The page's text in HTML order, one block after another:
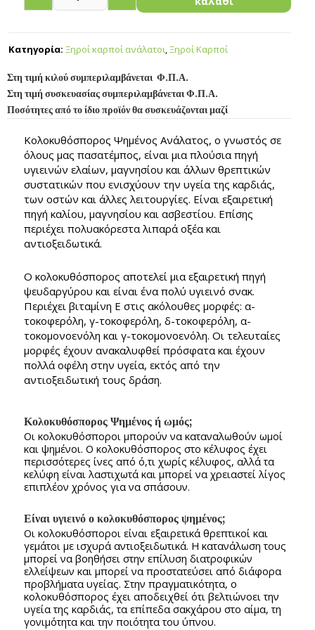
Κατηγορία: Ξηροί καρποί ανάλατοι,Ξηροί Καρποί
Στη τιμή κιλού συμπεριλαμβάνεται Φ.Π.Α.
Στη τιμή συσκευασίας συμπεριλαμβάνεται Φ.Π.Α.
Ποσότητες από το ίδιο προϊόν θα συσκευάζονται μαζί
Κολοκυθόσπορος Ψημένος Ανάλατος, ο γνωστός σε
όλους μας πασατέμπος, είναι μια πλούσια πηγή
υγιεινών ελαίων, μαγνησίου και άλλων θρεπτικών
συστατικών που ενισχύουν την υγεία της καρδιάς,
των οστών και άλλες λειτουργίες. Είναι εξαιρετική
πηγή καλίου, μαγνησίου και ασβεστίου. Επίσης
περιέχει πολυακόρεστα λιπαρά οξέα και
αντιοξειδωτικά.
Ο κολοκυθόσπορος αποτελεί μια εξαιρετική πηγή
ψευδαργύρου και είναι ένα πολύ υγιεινό σνακ.
Περιέχει βιταμίνη Ε στις ακόλουθες μορφές: α-
τοκοφερόλη, γ-τοκοφερόλη, δ-τοκοφερόλη, α-
τοκομονοενόλη και γ-τοκομονοενόλη. Οι τελευταίες
μορφές έχουν ανακαλυφθεί πρόσφατα και έχουν
πολλά οφέλη στην υγεία, εκτός από την
αντιοξειδωτική τους δράση.
Κολοκυθόσπορος Ψημένος ή ωμός;
Οι κολοκυθόσποροι μπορούν να καταναλωθούν ωμοί
και ψημένοι. Ο κολοκυθόσπορος στο κέλυφος έχει
περισσότερες ίνες από ό,τι χωρίς κέλυφος, αλλά τα
κελύφη είναι λαστιχωτά και μπορεί να χρειαστεί λίγος
επιπλέον χρόνος για να σπάσουν.
Είναι υγιεινό ο κολοκυθόσπορος ψημένος;
Οι κολοκυθόσποροι είναι εξαιρετικά θρεπτικοί και
γεμάτοι με ισχυρά αντιοξειδωτικά. Η κατανάλωση τους
μπορεί να βοηθήσει στην επίλυση διατροφικών
ελλείψεων και μπορεί να προστατεύσει από διάφορα
προβλήματα υγείας. Στην πραγματικότητα, ο
κολοκυθόσπορος έχει αποδειχθεί ότι βελτιώνοει την
υγεία της καρδιάς, τα επίπεδα σακχάρου στο αίμα, τη
γονιμότητα και την ποιότητα του ύπνου.